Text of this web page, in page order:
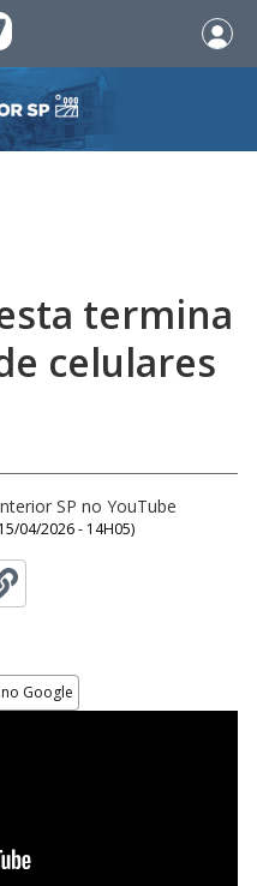
termina
celulares
SP no YouTube
15/04/2026 - 14H05)
Google